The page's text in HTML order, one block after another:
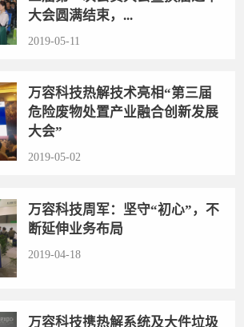
大会圆满结束，...
2019-05-11
万容科技热解技术亮相“第三届
危险废物处置产业融合创新发展
大会”
2019-05-02
万容科技周军：坚守“初心”，不
断延伸业务布局
2019-04-18
万容科技携热解系统及大件垃圾